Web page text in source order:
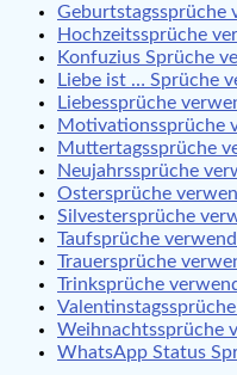
Geburtstagssprüche
Hochzeitssprüche
Konfuzius Sprüche
Liebe ist … Sprüche
Liebessprüche
Motivationssprüche
Muttertagssprüche
Neujahrssprüche
Ostersprüche
Silvestersprüche
Taufsprüche
Trauersprüche
Trinksprüche
Weihnachtssprüche
WhatsApp Status